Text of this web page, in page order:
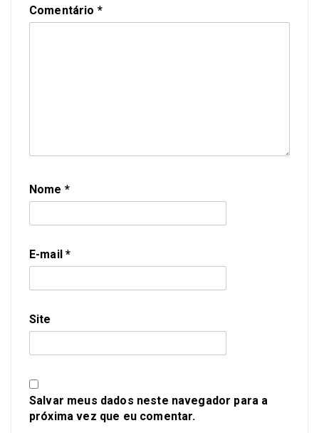
Comentário *
Nome *
E-mail*
Site
Salvar meus dados neste navegador para a
próxima vez que eu comentar.